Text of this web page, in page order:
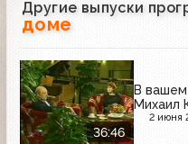
Другие выпуски
доме
36:46
В вашем
Михаил
2 июня